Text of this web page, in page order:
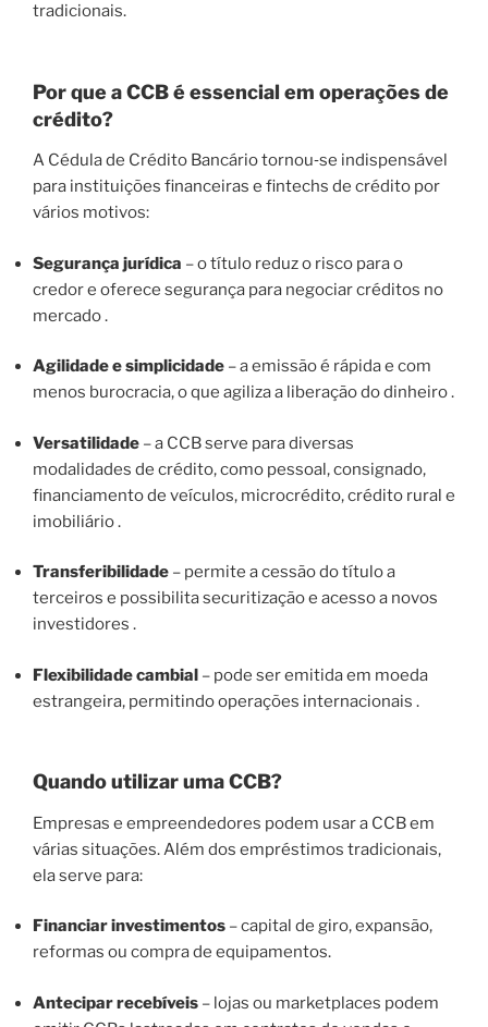
tradicionais.
Por que a CCB é essencial em operações de
crédito?
A Cédula de Crédito Bancário tornou‑se indispensável
para instituições financeiras e fintechs de crédito por
vários motivos:
Segurança jurídica – o título reduz o risco para o
credor e oferece segurança para negociar créditos no
mercado .
Agilidade e simplicidade – a emissão é rápida e com
menos burocracia, o que agiliza a liberação do dinheiro .
Versatilidade – a CCB serve para diversas
modalidades de crédito, como pessoal, consignado,
financiamento de veículos, microcrédito, crédito rural e
imobiliário .
Transferibilidade – permite a cessão do título a
terceiros e possibilita securitização e acesso a novos
investidores .
Flexibilidade cambial – pode ser emitida em moeda
estrangeira, permitindo operações internacionais .
Quando utilizar uma CCB?
Empresas e empreendedores podem usar a CCB em
várias situações. Além dos empréstimos tradicionais,
ela serve para:
Financiar investimentos – capital de giro, expansão,
reformas ou compra de equipamentos.
Antecipar recebíveis – lojas ou marketplaces podem